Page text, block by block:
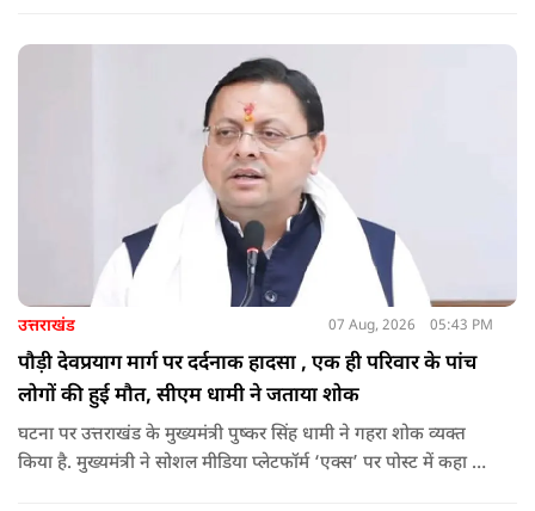
उत्तराखंड 07 Aug, 2026 05:43 PM
पौड़ी देवप्रयाग मार्ग पर दर्दनाक हादसा , एक ही परिवार के पांच
लोगों की हुई मौत, सीएम धामी ने जताया शोक
घटना पर उत्तराखंड के मुख्यमंत्री पुष्कर सिंह धामी ने गहरा शोक व्यक्त
किया है. मुख्यमंत्री ने सोशल मीडिया प्लेटफॉर्म ‘एक्स’ पर पोस्ट में कहा कि